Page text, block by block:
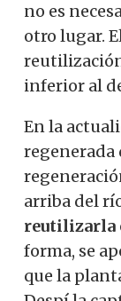
no es
otro lugar.
inferior al
En la
regenerada
arriba del
reutilizarla
forma, se
que la